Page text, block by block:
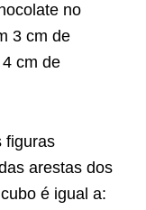
no
3 cm de
cm de
figuras
arestas dos
é igual a: